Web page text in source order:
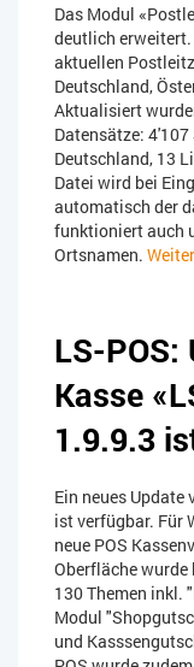
Das Modul
deutlich erweitert.
aktuellen
Deutschland,
Aktualisiert
Datensätze:
Deutschland, 13
Datei wird bei
automatisch der
funktioniert auch
Ortsnamen.
LS-POS:
Kasse
1.9.9.3
Ein neues Update
ist verfügbar. Für
neue POS
Oberfläche
130 Themen inkl.
Modul
und